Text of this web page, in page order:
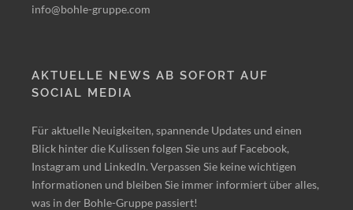
info@bohle-gruppe.com
AKTUELLE NEWS AB SOFORT AUF
SOCIAL MEDIA
Für aktuelle Neuigkeiten, spannende Updates und einen
Blick hinter die Kulissen folgen Sie uns auf Facebook,
Instagram und LinkedIn. Verpassen Sie keine wichtigen
Informationen und bleiben Sie immer informiert über alles,
was in der Bohle-Gruppe passiert!